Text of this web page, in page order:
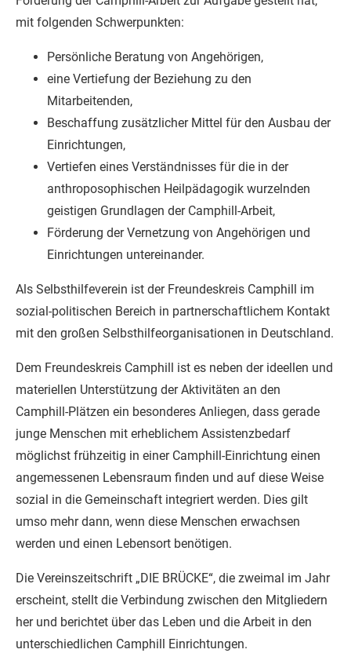
mit folgenden Schwerpunkten:
Persönliche Beratung von Angehörigen,
eine Vertiefung der Beziehung zu den
Mitarbeitenden,
Beschaffung zusätzlicher Mittel für den Ausbau der
Einrichtungen,
Vertiefen eines Verständnisses für die in der
anthroposophischen Heilpädagogik wurzelnden
geistigen Grundlagen der Camphill-Arbeit,
Förderung der Vernetzung von Angehörigen und
Einrichtungen untereinander.
Als Selbsthilfeverein ist der Freundeskreis Camphill im
sozial-politischen Bereich in partnerschaftlichem Kontakt
mit den großen Selbsthilfeorganisationen in Deutschland.
Dem Freundeskreis Camphill ist es neben der ideellen und
materiellen Unterstützung der Aktivitäten an den
Camphill-Plätzen ein besonderes Anliegen, dass gerade
junge Menschen mit erheblichem Assistenzbedarf
möglichst frühzeitig in einer Camphill-Einrichtung einen
angemessenen Lebensraum finden und auf diese Weise
sozial in die Gemeinschaft integriert werden. Dies gilt
umso mehr dann, wenn diese Menschen erwachsen
werden und einen Lebensort benötigen.
Die Vereinszeitschrift „DIE BRÜCKE“, die zweimal im Jahr
erscheint, stellt die Verbindung zwischen den Mitgliedern
her und berichtet über das Leben und die Arbeit in den
unterschiedlichen Camphill Einrichtungen.